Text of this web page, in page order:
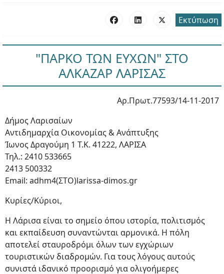
Εκτύπωση
"ΠΑΡΚΟ ΤΩΝ ΕΥΧΩΝ" ΣΤΟ
ΑΛΚΑΖΑΡ ΛΑΡΙΣΑΣ
Αρ.Πρωτ.77593/14-11-2017
Δήμος Λαρισαίων
Αντιδημαρχία Οικονομίας & Ανάπτυξης
Ίωνος Δραγούμη 1 Τ.Κ. 41222, ΛΑΡΙΣΑ
Τηλ.: 2410 533665
2413 500332
Εmail: adhm4(ΣΤΟ)larissa-dimos.gr
Κυρίες/Κύριοι,
Η Λάρισα είναι το σημείο όπου ιστορία, πολιτισμός
και εκπαίδευση συναντώνται αρμονικά. Η πόλη
αποτελεί σταυροδρόμι όλων των εγχώριων
τουριστικών διαδρομών. Για τους λόγους αυτούς
συνιστά ιδανικό προορισμό για ολιγοήμερες